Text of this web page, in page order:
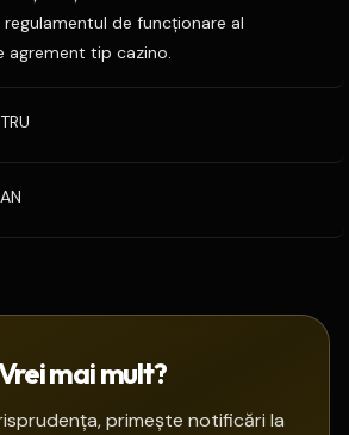
de funcţionare al
agrement tip cazino.
mai mult?
primește notificări la